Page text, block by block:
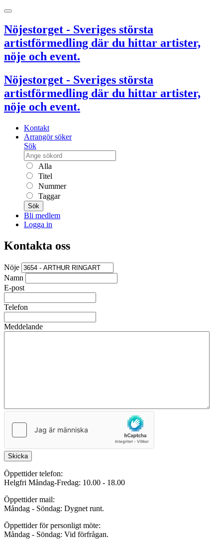
Nöjestorget - Sveriges största
artistförmedling där du hittar artister,
nöje och event.
Nöjestorget - Sveriges största
artistförmedling där du hittar artister,
nöje och event.
Kontakt
Arrangör söker
Sök
Alla
Titel
Nummer
Taggar
Sök
Bli medlem
Logga in
Kontakta oss
Nöje
Namn
E-post
Telefon
Meddelande
Skicka
Öppettider telefon:
Helgfri Måndag-Fredag: 10.00 - 18.00
Öppettider mail:
Måndag - Söndag: Dygnet runt.
Öppettider för personligt möte:
Måndag - Söndag: Vid förfrågan.